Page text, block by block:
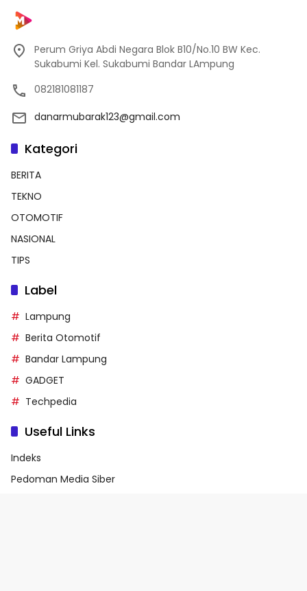
Perum Griya Abdi Negara Blok B10/No.10 BW Kec.
Sukabumi Kel. Sukabumi Bandar LAmpung
082181081187
danarmubarak123@gmail.com
Kategori
BERITA
TEKNO
OTOMOTIF
NASIONAL
TIPS
Label
Lampung
Berita Otomotif
Bandar Lampung
GADGET
Techpedia
Useful Links
Indeks
Pedoman Media Siber